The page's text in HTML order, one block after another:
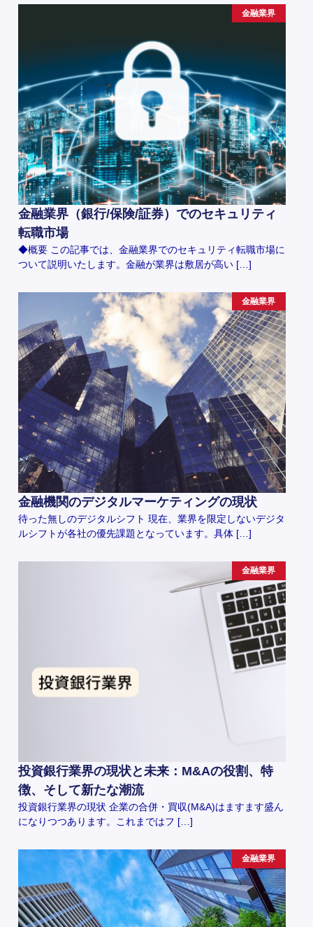
金融業界
金融業界（銀行/保険/証券）でのセキュリティ
転職市場
◆概要 この記事では、金融業界でのセキュリティ転職市場に
ついて説明いたします。金融が業界は敷居が高い […]
金融業界
金融機関のデジタルマーケティングの現状
待った無しのデジタルシフト 現在、業界を限定しないデジタ
ルシフトが各社の優先課題となっています。具体 […]
金融業界
投資銀行業界の現状と未来：M&Aの役割、特
徴、そして新たな潮流
投資銀行業界の現状 企業の合併・買収(M&A)はますます盛ん
になりつつあります。これまではフ […]
金融業界